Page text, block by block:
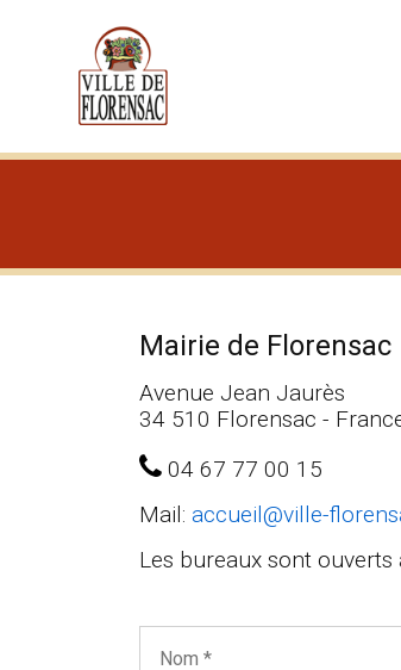
Mairie de Florensac
Avenue Jean Jaurès
34 510 Florensac -
04 67 77 00 15
Mail: accueil@ville-
Les bureaux sont